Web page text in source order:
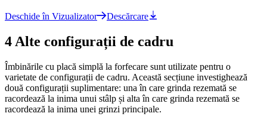
Deschide în Vizualizator Descărcare
4 Alte configurații de cadru
Îmbinările cu placă simplă la forfecare sunt utilizate pentru o
varietate de configurații de cadru. Această secțiune investighează
două configurații suplimentare: una în care grinda rezemată se
racordează la inima unui stâlp și alta în care grinda rezemată se
racordează la inima unei grinzi principale.